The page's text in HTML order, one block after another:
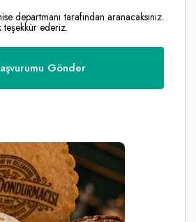
departmanı tarafından aranacaksınız.
ederiz.